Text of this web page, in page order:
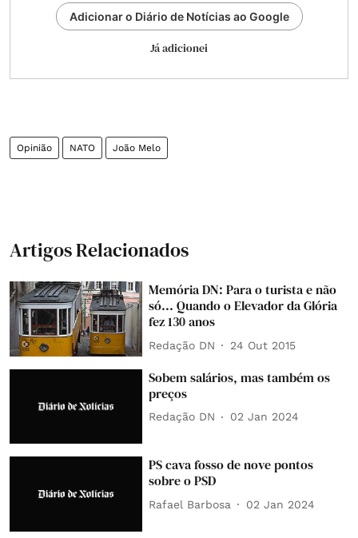
Adicionar o Diário de Notícias ao Google
Já adicionei
Opinião NATO João Melo
Artigos Relacionados
Memória DN: Para o turista e não
só... Quando o Elevador da Glória
fez 130 anos
Redação DN 24 Out 2015
Sobem salários, mas também os
preços
Redação DN 02 Jan 2024
PS cava fosso de nove pontos
sobre o PSD
Rafael Barbosa 02 Jan 2024